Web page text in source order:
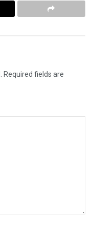
Required fields are